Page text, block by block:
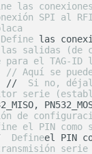
las
SPI al
Define
las salidas (de
para el TAG-ID
// Aquí se
//
Si no,
serie
de
el PIN como
Define
serie